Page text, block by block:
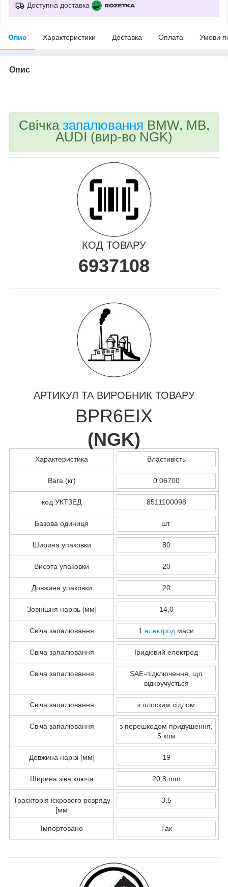
Доступна доставка
Опис Характеристики Доставка Оплата Умови
Опис
Свічка запалювання BMW, MB,
AUDI (вир-во NGK)
КОД ТОВАРУ
6937108
АРТИКУЛ ТА ВИРОБНИК ТОВАРУ
BPR6EIX
(NGK)
Характеристика Властивість
Вага (кг) 0.06700
код УКТЗЕД 8511100098
Базова одиниця шт.
Ширина упаковки 80
Висота упаковки 20
Довжина упаковки 20
Зовнішня нарізь [мм] 14,0
Свіча запалювання 1 електрод маси
Свіча запалювання Іридієвий електрод
Свіча запалювання
SAE-підключення, що
відкручується
Свіча запалювання з плоским сідлом
Свіча запалювання
з перешкодом придушення,
5 ком
Довжина нарізі [мм] 19
Ширина зіва ключа 20,8 mm
Траєкторія іскрового розряду
[мм
3,5
Імпортовано Так